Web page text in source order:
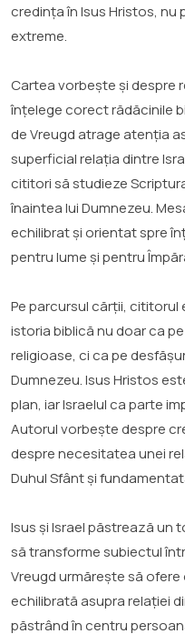
credința în Isus Hristos, nu
extreme.
Cartea vorbește și despre
înțelege corect rădăcinile
de Vreugd atrage atenția
superficial relația dintre
cititori să studieze
înaintea lui Dumnezeu.
echilibrat și orientat spre
pentru lume și pentru
Pe parcursul cărții,
istoria biblică nu doar ca
religioase, ci ca pe
Dumnezeu. Isus Hristos
plan, iar Israelul ca parte
Autorul vorbește despre
despre necesitatea unei
Duhul Sfânt și
Isus și Israel păstrează un
să transforme subiectul
Vreugd urmărește să
echilibrată asupra relației
păstrând în centru